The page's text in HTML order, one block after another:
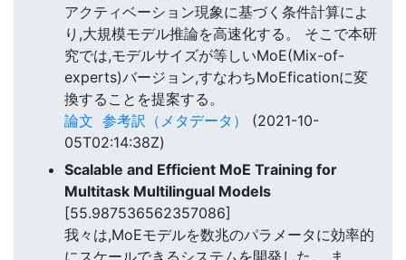
アクティベーション現象に基づく条件計算によ
り,大規模モデル推論を高速化する。 そこで本研
究では,モデルサイズが等しいMoE(Mix-of-
experts)バージョン,すなわちMoEficationに変
換することを提案する。
論文 参考訳（メタデータ）
(2021-10-
05T02:14:38Z)
Scalable and Efficient MoE Training for
Multitask Multilingual Models
[55.987536562357086]
我々は,MoEモデルを数兆のパラメータに効率的
にスケールできるシステムを開発した。 ま